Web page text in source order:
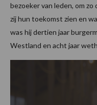
bezoeker van leden, om
zij hun toekomst zien en
was hij dertien jaar
Westland en acht jaar